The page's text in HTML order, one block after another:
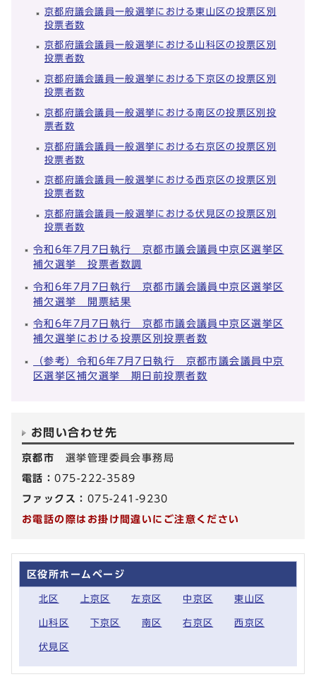
京都府議会議員一般選挙における東山区の投票区別
投票者数
京都府議会議員一般選挙における山科区の投票区別
投票者数
京都府議会議員一般選挙における下京区の投票区別
投票者数
京都府議会議員一般選挙における南区の投票区別投
票者数
京都府議会議員一般選挙における右京区の投票区別
投票者数
京都府議会議員一般選挙における西京区の投票区別
投票者数
京都府議会議員一般選挙における伏見区の投票区別
投票者数
令和6年7月7日執行 京都市議会議員中京区選挙区
補欠選挙 投票者数調
令和6年7月7日執行 京都市議会議員中京区選挙区
補欠選挙 開票結果
令和6年7月7日執行 京都市議会議員中京区選挙区
補欠選挙における投票区別投票者数
（参考）令和6年7月7日執行 京都市議会議員中京
区選挙区補欠選挙 期日前投票者数
お問い合わせ先
京都市 選挙管理委員会事務局
電話：075-222-3589
ファックス： 075-241-9230
お電話の際はお掛け間違いにご注意ください
区役所ホームページ
北区 上京区 左京区 中京区 東山区
山科区 下京区 南区 右京区 西京区
伏見区